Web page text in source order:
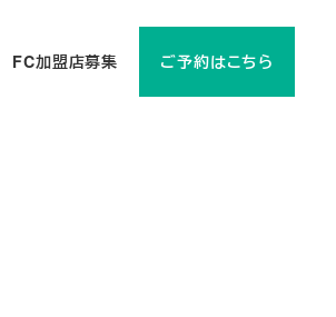
FC加盟店募集 ご予約はこちら